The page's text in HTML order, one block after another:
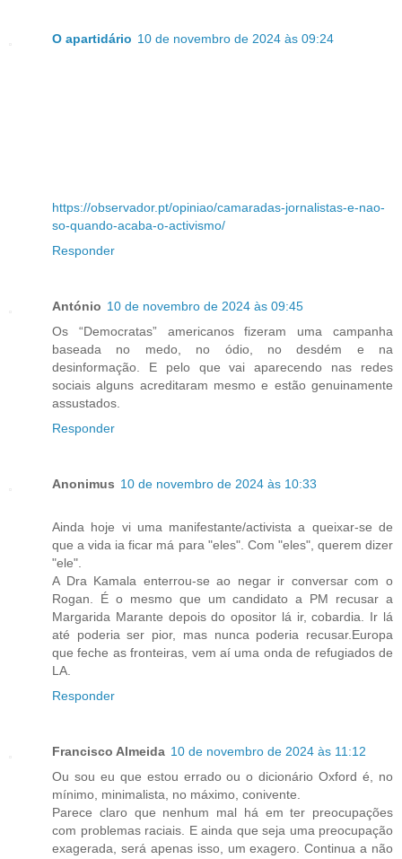
O apartidário 10 de novembro de 2024 às 09:24
https://observador.pt/opiniao/camaradas-jornalistas-e-nao-
so-quando-acaba-o-activismo/
Responder
António 10 de novembro de 2024 às 09:45
Os “Democratas” americanos fizeram uma campanha
baseada no medo, no ódio, no desdém e na
desinformação. E pelo que vai aparecendo nas redes
sociais alguns acreditaram mesmo e estão genuinamente
assustados.
Responder
Anonimus 10 de novembro de 2024 às 10:33
Ainda hoje vi uma manifestante/activista a queixar-se de
que a vida ia ficar má para "eles". Com "eles", querem dizer
"ele".
A Dra Kamala enterrou-se ao negar ir conversar com o
Rogan. É o mesmo que um candidato a PM recusar a
Margarida Marante depois do opositor lá ir, cobardia. Ir lá
até poderia ser pior, mas nunca poderia recusar.Europa
que feche as fronteiras, vem aí uma onda de refugiados de
LA.
Responder
Francisco Almeida 10 de novembro de 2024 às 11:12
Ou sou eu que estou errado ou o dicionário Oxford é, no
mínimo, minimalista, no máximo, conivente.
Parece claro que nenhum mal há em ter preocupações
com problemas raciais. E ainda que seja uma preocupação
exagerada, será apenas isso, um exagero. Continua a não